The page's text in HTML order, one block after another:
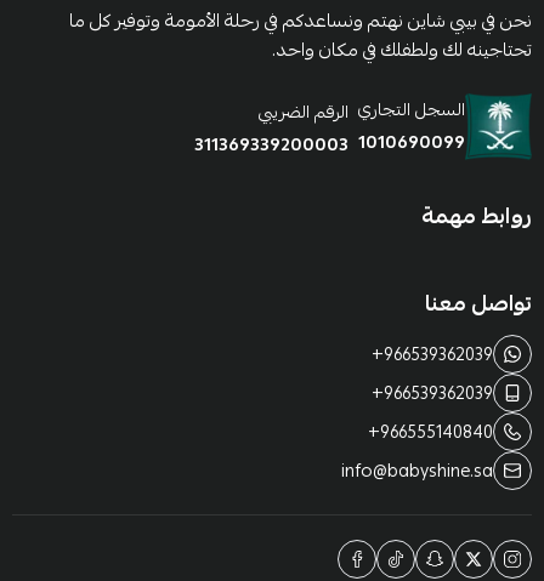
دفعات دون فوائد عبر تمارا وتابي!
نحن في بيبي شاين نهتم ونساعدكم في رحلة الأمومة وتوفير كل ما
تحتاجينه لك ولطفلك في مكان واحد.
السجل التجاري
1010690099
الرقم الضريبي
311369339200003
روابط مهمة
تواصل معنا
+966539362039
+966539362039
+966555140840
info@babyshine.sa